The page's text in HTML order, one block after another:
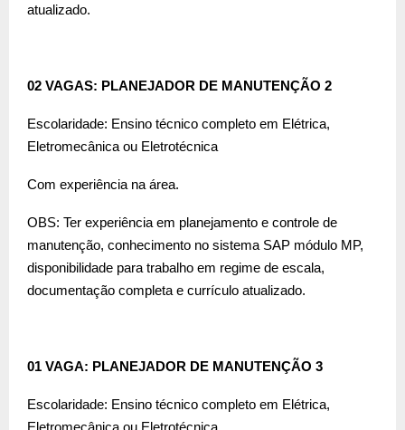
atualizado.
02 VAGAS: PLANEJADOR DE MANUTENÇÃO 2
Escolaridade: Ensino técnico completo em Elétrica,
Eletromecânica ou Eletrotécnica
Com experiência na área.
OBS: Ter experiência em planejamento e controle de
manutenção, conhecimento no sistema SAP módulo MP,
disponibilidade para trabalho em regime de escala,
documentação completa e currículo atualizado.
01 VAGA: PLANEJADOR DE MANUTENÇÃO 3
Escolaridade: Ensino técnico completo em Elétrica,
Eletromecânica ou Eletrotécnica